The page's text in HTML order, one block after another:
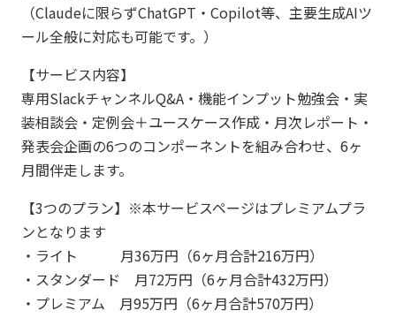
（Claudeに限らずChatGPT・Copilot等、主要生成AIツ
ール全般に対応も可能です。）
【サービス内容】
専用SlackチャンネルQ&A・機能インプット勉強会・実
装相談会・定例会＋ユースケース作成・月次レポート・
発表会企画の6つのコンポーネントを組み合わせ、6ヶ
月間伴走します。
【3つのプラン】※本サービスページはプレミアムプラ
ンとなります
・ライト 月36万円（6ヶ月合計216万円）
・スタンダード 月72万円（6ヶ月合計432万円）
・プレミアム 月95万円（6ヶ月合計570万円）